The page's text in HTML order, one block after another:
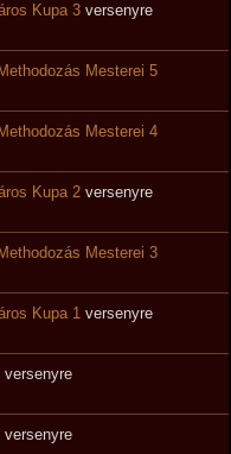
Kupa 3 versenyre
Mesterei 5
Mesterei 4
Kupa 2 versenyre
Mesterei 3
Kupa 1 versenyre
versenyre
versenyre